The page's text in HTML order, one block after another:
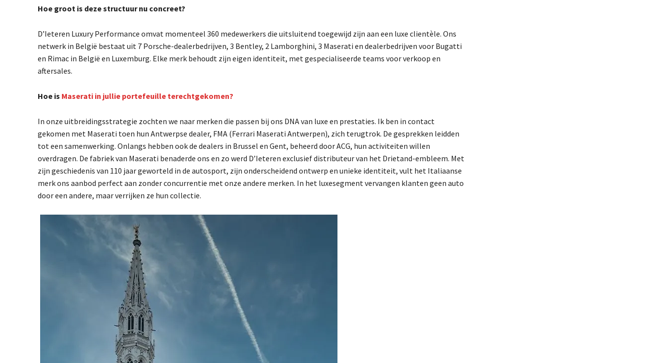
Hoe groot is deze structuur nu concreet?
D’Ieteren Luxury Performance omvat momenteel 360 medewerkers die uitsluitend toegewijd zijn aan een luxe clientèle. Ons
netwerk in België bestaat uit 7 Porsche-dealerbedrijven, 3 Bentley, 2 Lamborghini, 3 Maserati en dealerbedrijven voor Bugatti
en Rimac in België en Luxemburg. Elke merk behoudt zijn eigen identiteit, met gespecialiseerde teams voor verkoop en
aftersales.
Hoe is Maserati in jullie portefeuille terechtgekomen?
In onze uitbreidingsstrategie zochten we naar merken die passen bij ons DNA van luxe en prestaties. Ik ben in contact
gekomen met Maserati toen hun Antwerpse dealer, FMA (Ferrari Maserati Antwerpen), zich terugtrok. De gesprekken leidden
tot een samenwerking. Onlangs hebben ook de dealers in Brussel en Gent, beheerd door ACG, hun activiteiten willen
overdragen. De fabriek van Maserati benaderde ons en zo werd D’Ieteren exclusief distributeur van het Drietand-embleem. Met
zijn geschiedenis van 110 jaar geworteld in de autosport, zijn onderscheidend ontwerp en unieke identiteit, vult het Italiaanse
merk ons aanbod perfect aan zonder concurrentie met onze andere merken. In het luxesegment vervangen klanten geen auto
door een andere, maar verrijken ze hun collectie.